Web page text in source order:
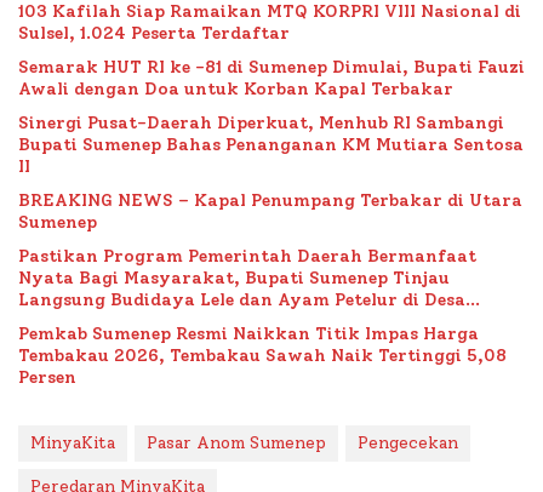
103 Kafilah Siap Ramaikan MTQ KORPRI VIII Nasional di
Sulsel, 1.024 Peserta Terdaftar
Semarak HUT RI ke -81 di Sumenep Dimulai, Bupati Fauzi
Awali dengan Doa untuk Korban Kapal Terbakar
Sinergi Pusat-Daerah Diperkuat, Menhub RI Sambangi
Bupati Sumenep Bahas Penanganan KM Mutiara Sentosa
II
BREAKING NEWS – Kapal Penumpang Terbakar di Utara
Sumenep
Pastikan Program Pemerintah Daerah Bermanfaat
Nyata Bagi Masyarakat, Bupati Sumenep Tinjau
Langsung Budidaya Lele dan Ayam Petelur di Desa
Pemkab Sumenep Resmi Naikkan Titik Impas Harga
Tembakau 2026, Tembakau Sawah Naik Tertinggi 5,08
Persen
MinyaKita Pasar Anom Sumenep Pengecekan
Peredaran MinyaKita